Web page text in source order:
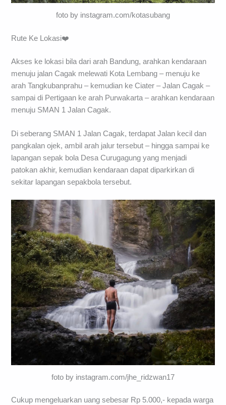
foto by instagram.com/kotasubang
Rute Ke Lokasi❤️
Akses ke lokasi bila dari arah Bandung, arahkan kendaraan
menuju jalan Cagak melewati Kota Lembang – menuju ke
arah Tangkubanprahu – kemudian ke Ciater – Jalan Cagak –
sampai di Pertigaan ke arah Purwakarta – arahkan kendaraan
menuju SMAN 1 Jalan Cagak.
Di seberang SMAN 1 Jalan Cagak, terdapat Jalan kecil dan
pangkalan ojek, ambil arah jalur tersebut – hingga sampai ke
lapangan sepak bola Desa Curugagung yang menjadi
patokan akhir, kemudian kendaraan dapat diparkirkan di
sekitar lapangan sepakbola tersebut.
foto by instagram.com/jhe_ridzwan17
Cukup mengeluarkan uang sebesar Rp 5.000,- kepada warga